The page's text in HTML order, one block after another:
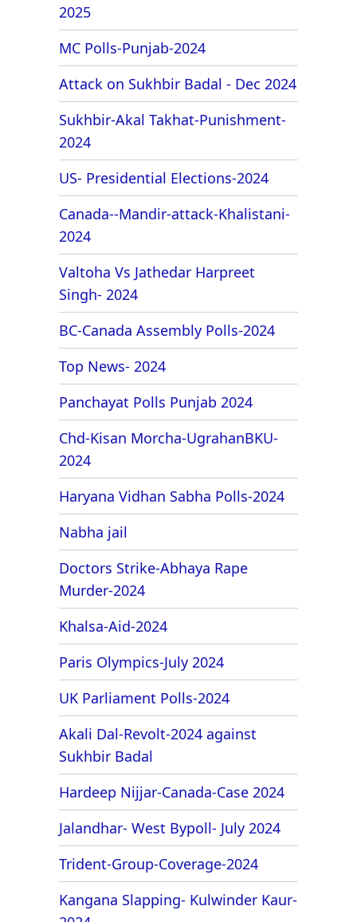
2025
MC Polls-Punjab-2024
Attack on Sukhbir Badal - Dec 2024
Sukhbir-Akal Takhat-Punishment-
2024
US- Presidential Elections-2024
Canada--Mandir-attack-Khalistani-
2024
Valtoha Vs Jathedar Harpreet
Singh- 2024
BC-Canada Assembly Polls-2024
Top News- 2024
Panchayat Polls Punjab 2024
Chd-Kisan Morcha-UgrahanBKU-
2024
Haryana Vidhan Sabha Polls-2024
Nabha jail
Doctors Strike-Abhaya Rape
Murder-2024
Khalsa-Aid-2024
Paris Olympics-July 2024
UK Parliament Polls-2024
Akali Dal-Revolt-2024 against
Sukhbir Badal
Hardeep Nijjar-Canada-Case 2024
Jalandhar- West Bypoll- July 2024
Trident-Group-Coverage-2024
Kangana Slapping- Kulwinder Kaur-